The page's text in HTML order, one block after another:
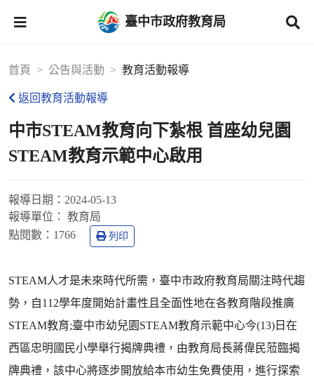
臺中市政府教育局
首頁 公告與活動 教育活動報導
返回教育活動報導
中市STEAM教育向下紮根 首座幼兒園
STEAM教育示範中心啟用
報導日期： 2024-05-13
報導單位：
教育局
點閱數： 1766 列印
STEAM人才是未來時代所需，臺中市政府教育局關注時代趨
勢，自112學年度開始計畫性且全面性地在各教育階段推廣
STEAM教育;臺中市幼兒園STEAM教育示範中心今(13)日在
西區忠明國民小學舉行揭牌典禮，由教育局長蔣偉民蒞臨揭
牌典禮，該中心將逐步開放給本市幼生免費使用，進行探索